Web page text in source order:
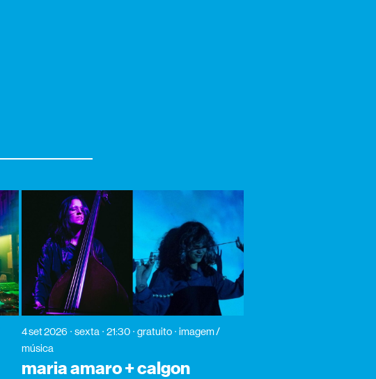
4 set 2026 sexta 21:30 gratuito
imagem /
música
maria amaro + calgon